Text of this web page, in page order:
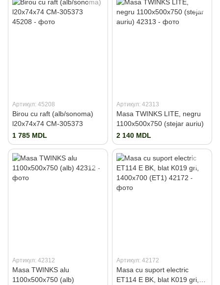
Артикул: 45208
Birou cu raft (alb/sonoma)
l20x74x74 CM-305373
1 785 MDL
Артикул: 42313
Masa TWINKS LITE, negru
1100x500x750 (stejar auriu)
2 140 MDL
Артикул: 42312
Masa TWINKS alu
1100x500x750 (alb)
Артикул: 42172
Masa cu suport electric
ET114 E BK, blat K019 gri,